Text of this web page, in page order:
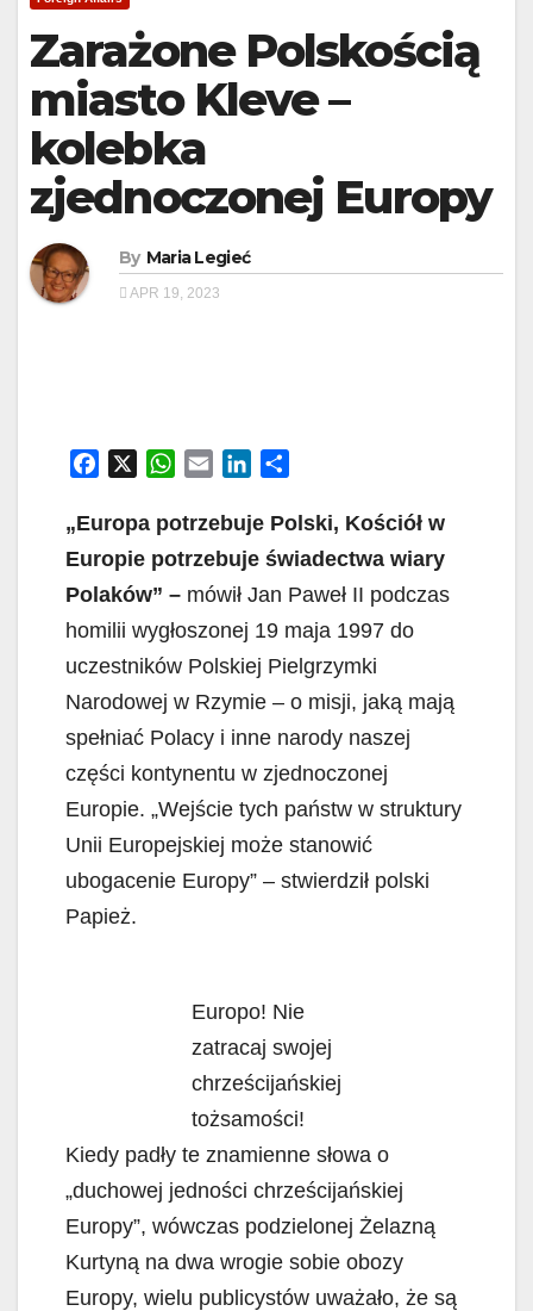
Zarażone Polskością
miasto Kleve –
kolebka
zjednoczonej Europy
By Maria Legieć
APR 19, 2023
c
o
o
k
W
a
t
p
p
a
i
n
d
n
a
„Europa potrzebuje Polski, Kościół w
Europie potrzebuje świadectwa wiary
Polaków” – mówił Jan Paweł II podczas
homilii wygłoszonej 19 maja 1997 do
uczestników Polskiej Pielgrzymki
Narodowej w Rzymie – o misji, jaką mają
spełniać Polacy i inne narody naszej
części kontynentu w zjednoczonej
Europie. „Wejście tych państw w struktury
Unii Europejskiej może stanowić
ubogacenie Europy” – stwierdził polski
Papież.
Europo! Nie
zatracaj swojej
chrześcijańskiej
tożsamości!
Kiedy padły te znamienne słowa o
„duchowej jedności chrześcijańskiej
Europy”, wówczas podzielonej Żelazną
Kurtyną na dwa wrogie sobie obozy
Europy, wielu publicystów uważało, że są